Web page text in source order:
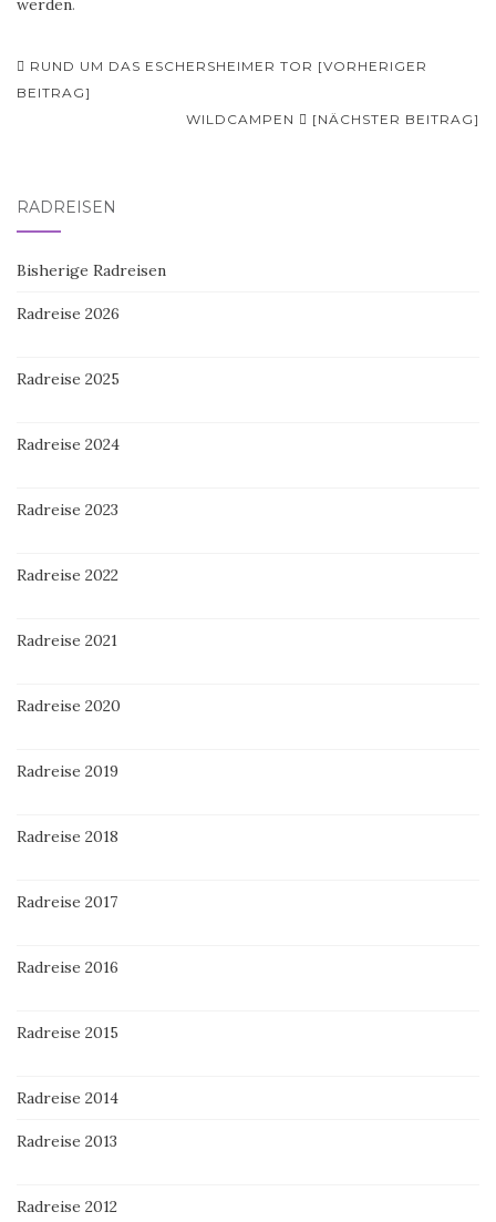
werden.
Beitrags-
Navigation
RUND UM DAS ESCHERSHEIMER TOR [VORHERIGER
BEITRAG]
WILDCAMPEN
[NÄCHSTER BEITRAG]
RADREISEN
Bisherige Radreisen
Radreise 2026
Radreise 2025
Radreise 2024
Radreise 2023
Radreise 2022
Radreise 2021
Radreise 2020
Radreise 2019
Radreise 2018
Radreise 2017
Radreise 2016
Radreise 2015
Radreise 2014
Radreise 2013
Radreise 2012